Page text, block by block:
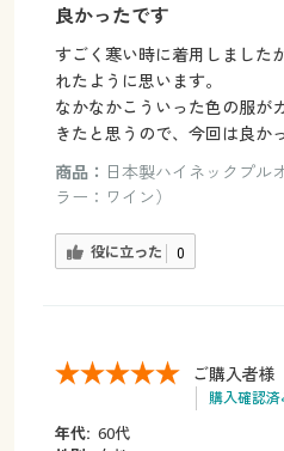
良かったです
すごく寒い時に着用しました
れたように思います。
なかなかこういった色の服が
きたと思うので、今回は良か
商品： 日本製ハイネックプル
ラー：ワイン）
役に立った 0
ご購入者様
購入確認済
年代: 60代